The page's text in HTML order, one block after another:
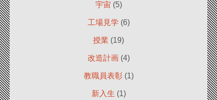
宇宙 (5)
工場見学 (6)
授業 (19)
改造計画(4)
教職員表彰(1)
新入生 (1)